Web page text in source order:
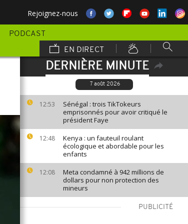
Rejoignez-nous
PODCAST
EN DIRECT
DERNIÈRE MINUTE
7 août 2026
12:53
Sénégal : trois TikTokeurs
emprisonnés pour avoir critiqué le
président Faye
12:48
Kenya : un fauteuil roulant
écologique et abordable pour les
enfants
12:08
Meta condamné à 942 millions de
dollars pour non protection des
mineurs
PUBLICITÉ